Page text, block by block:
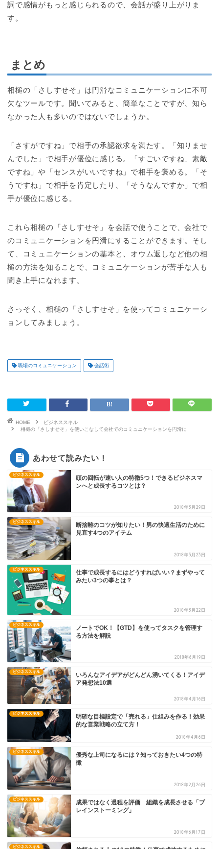
詞で感情がもっと感じられるので、会話が盛り上がりま
す。
まとめ
相槌の「さしすせそ」は円滑なコミュニケーションに不可
欠なツールです。聞いてみると、簡単なことですが、知ら
なかった人も多いのではないでしょうか。
「さすがですね」で相手の承認欲求を満たす。「知りませ
んでした」で相手が優位に感じる。「すごいですね、素敵
ですね」や「センスがいいですね」で相手を褒める。「そ
うですね」で相手を肯定したり、「そうなんですか」で相
手が優位に感じる。
これら相槌の「さしすせそ」を会話で使うことで、会社で
のコミュニケーションを円滑にすることができます。そし
て、コミュニケーションの基本と、オウム返しなど他の相
槌の方法を知ることで、コミュニケーションが苦手な人も
聞き上手になれます。
さっそく、相槌の「さしすせそ」を使ってコミュニケーシ
ョンしてみましょう。
職場のコミュニケーション 会話術
HOME
ビジネススキル
相槌の「さしすせそ」を使いこなして会社でのコミュニケーションを円滑に
あわせて読みたい！
ビジネススキル
頭の回転が速い人の特徴5つ！できるビジネスマ
ンへと成長するコツとは？
2018年3月29日
ビジネススキル
断捨離のコツが知りたい！男の快適生活のために
見直す4つのアイテム
2018年3月23日
ビジネススキル
仕事で成長するにはどうすればいい？まずやって
みたい3つの事とは？
2018年3月22日
ビジネススキル
ノートでOK！【GTD】を使ってタスクを管理す
る方法を解説
2018年6月19日
ビジネススキル
いろんなアイデアがどんどん湧いてくる！アイデ
ア発想法10選
2018年4月16日
ビジネススキル
明確な目標設定で「売れる」仕組みを作る！効果
的な営業戦略の立て方！
2018年4月6日
ビジネススキル
優秀な上司になるには？知っておきたい4つの特
徴
2018年2月26日
ビジネススキル
成果ではなく過程を評価 組織を成長させる「ブ
レインストーミング」
2018年6月17日
ビジネススキル